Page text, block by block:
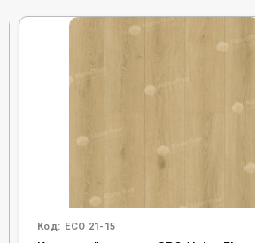
Код: ECO 21-15